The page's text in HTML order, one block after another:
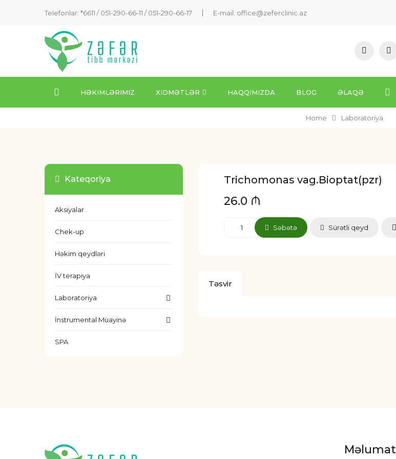
Telefonlar: *6611 /051-290-66-11 /051-290-66-17 E-mail: office@zeferclinic.az
HƏKIMLƏRIMIZ XIDMƏTLƏR HAQQIMIZDA BLOG ƏLAQƏ
Home Laboratoriya
Trichomonas vag.Bioptat(pzr)
26.0 ₼
Səbətə Sürətli qeyd
Təsvir
Kateqoriya
Aksiyalar
Chek-up
Həkim qeydləri
İV terapiya
Laboratoriya
İnstrumental Müayinə
SPA
Məlumat